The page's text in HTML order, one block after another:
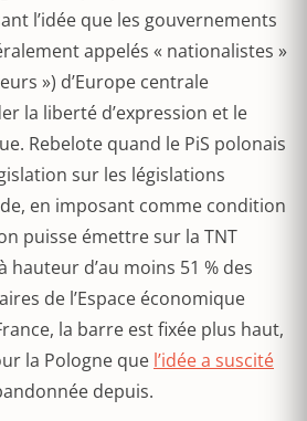
l’idée que les gouvernements
appelés « nationalistes »
») d’Europe centrale
la liberté d’expression et le
Rebelote quand le PiS polonais
sur les législations
en imposant comme condition
puisse émettre sur la TNT
hauteur d’au moins 51 % des
de l’Espace économique
la barre est fixée plus haut,
la Pologne que l’idée a suscité
depuis.